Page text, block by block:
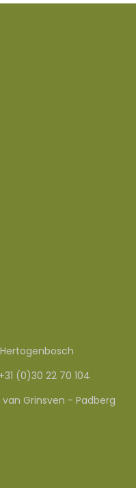
(0)30 22 70 104
Grinsven - Padberg